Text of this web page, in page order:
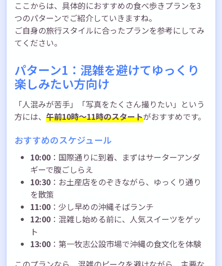
ここからは、具体的におすすめの食べ歩きプランを3
つのパターンでご紹介していきますね。
ご自身の旅行スタイルに合ったプランを参考にしてみ
てください。
パターン1：混雑を避けてゆっくり
楽しみたい方向け
「人混みが苦手」「写真をたくさん撮りたい」という
方には、 午前10時〜11時のスタートがおすすめです。
おすすめのスケジュール
10:00 ：国際通りに到着、まずはサーターアンダ
ギーで腹ごしらえ
10:30 ：お土産店をのぞきながら、ゆっくり通り
を散策
11:00 ：少し早めの沖縄そばランチ
12:00 ：混雑し始める前に、人気スイーツをゲッ
ト
13:00 ：第一牧志公設市場で沖縄の食文化を体験